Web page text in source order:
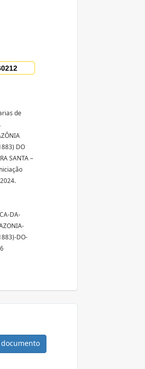
de
DO
SANTA –
DA-
DO-
documento